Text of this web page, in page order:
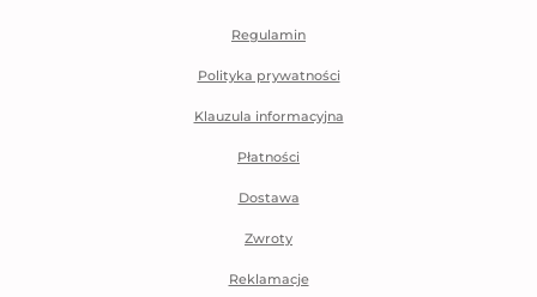
Regulamin
Polityka prywatności
Klauzula informacyjna
Płatności
Dostawa
Zwroty
Reklamacje